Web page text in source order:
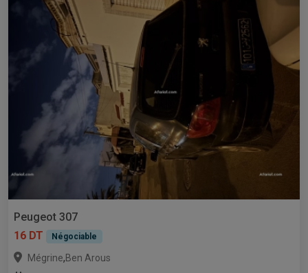
Peugeot 307
16 DT
Négociable
Mégrine,Ben Arous